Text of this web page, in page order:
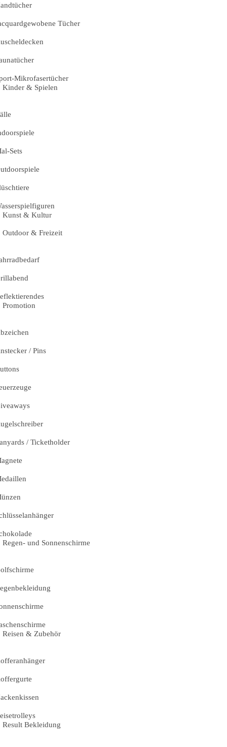
Tücher
Mikrofasertücher
Kinder & Spielen
Sets
Kunst & Kultur
Outdoor & Freizeit
Promotion
/ Pins
/ Ticketholder
Regen- und Sonnenschirme
Reisen & Zubehör
Result Bekleidung